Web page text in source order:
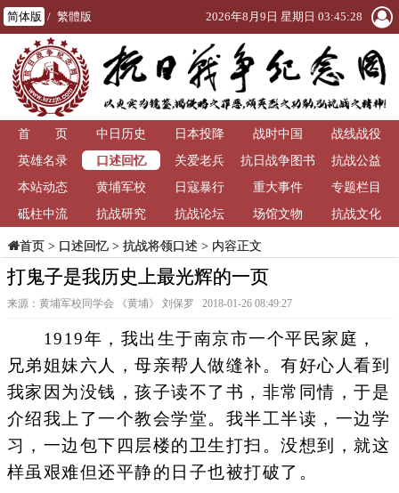
简体版 / 繁體版 2026年8月9日 星期日 03:45:28
首 页 中日历史 日本投降 战时中国
战线战役
英雄名录
口述回忆 关爱老兵
抗日战争图书
馆
抗战公益
本站动态
黄埔军校 日寇暴行 重大事件
专题栏目
砥柱中流
抗战研究 抗战论坛 场馆文物 抗战文化
首页> 口述回忆> 抗战将领口述 > 内容正文
打鬼子是我历史上最光辉的一页
来源：黄埔军校同学会 《黄埔》 刘保罗 2018-01-26 08:49:27
1919年，我出生于南京市一个平民家庭，
兄弟姐妹六人，母亲帮人做缝补。有好心人看到
我家因为没钱，孩子读不了书，非常同情，于是
介绍我上了一个教会学堂。我半工半读，一边学
习，一边包下四层楼的卫生打扫。没想到，就这
样虽艰难但还平静的日子也被打破了。